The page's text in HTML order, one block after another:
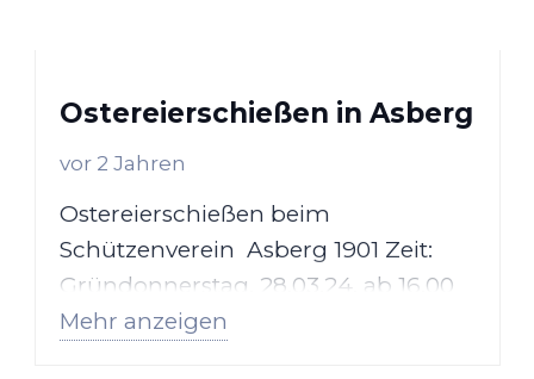
Ostereierschießen in Asberg
vor 2 Jahren
Ostereierschießen beim
Schützenverein Asberg 1901 Zeit:
Gründonnerstag, 28.03.24, ab 16.00
Uhr. Ort: Schießstand des
Mehr anzeigen